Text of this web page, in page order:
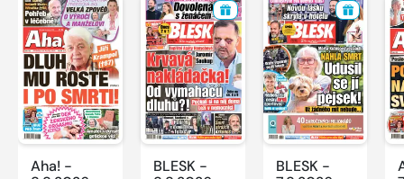
Aha! -
BLESK -
BLESK -